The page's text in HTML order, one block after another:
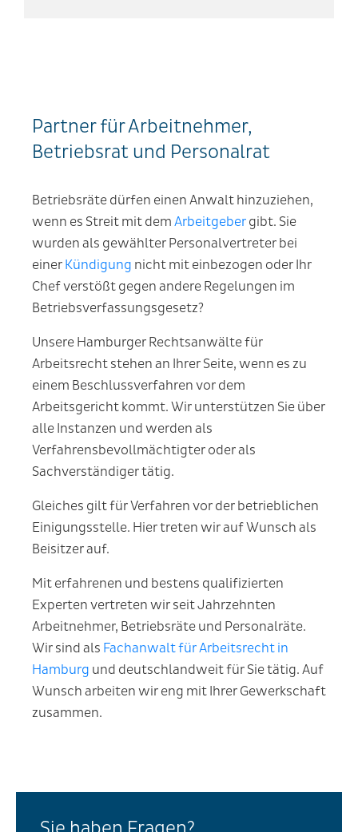
Partner für Arbeitnehmer,
Betriebsrat und Personalrat
Betriebsräte dürfen einen Anwalt hinzuziehen,
wenn es Streit mit demArbeitgebergibt. Sie
wurden als gewählter Personalvertreter bei
einerKündigung nicht mit einbezogen oder Ihr
Chef verstößt gegen andere Regelungen im
Betriebsverfassungsgesetz?
Unsere Hamburger Rechtsanwälte für
Arbeitsrecht stehen an Ihrer Seite, wenn es zu
einem Beschlussverfahren vor dem
Arbeitsgericht kommt. Wir unterstützen Sie über
alle Instanzen und werden als
Verfahrensbevollmächtigter oder als
Sachverständiger tätig.
Gleiches gilt für Verfahren vor der betrieblichen
Einigungsstelle. Hier treten wir auf Wunsch als
Beisitzer auf.
Mit erfahrenen und bestens qualifizierten
Experten vertreten wir seit Jahrzehnten
Arbeitnehmer, Betriebsräte und Personalräte.
Wir sind als Fachanwalt für Arbeitsrecht in
Hamburg und deutschlandweit für Sie tätig. Auf
Wunsch arbeiten wir eng mit Ihrer Gewerkschaft
zusammen.